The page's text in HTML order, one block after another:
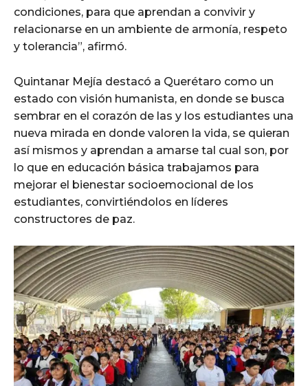
condiciones, para que aprendan a convivir y
relacionarse en un ambiente de armonía, respeto
y tolerancia”, afirmó.
Quintanar Mejía destacó a Querétaro como un
estado con visión humanista, en donde se busca
sembrar en el corazón de las y los estudiantes una
nueva mirada en donde valoren la vida, se quieran
así mismos y aprendan a amarse tal cual son, por
lo que en educación básica trabajamos para
mejorar el bienestar socioemocional de los
estudiantes, convirtiéndolos en líderes
constructores de paz.